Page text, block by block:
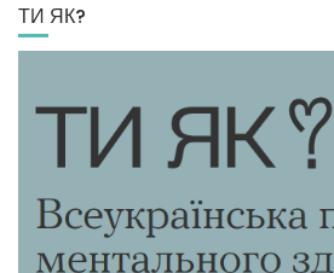
ТИ ЯК?